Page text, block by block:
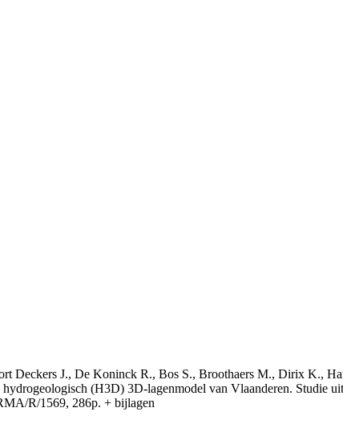
Deckers J., De Koninck R., Bos S., Broothaers M., Dirix K.,
(H3D) 3D-lagenmodel van Vlaanderen. Studie
R/1569, 286p. + bijlagen